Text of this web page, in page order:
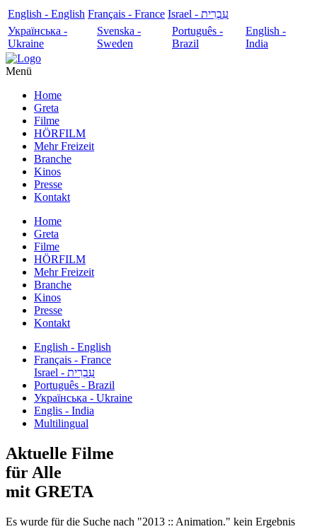
English - English Français - France
עִבְרִית - Israel
Українська -
Ukraine
Svenska -
Sweden
Português -
Brazil
English -
India
Menü
Home
Greta
Filme
HÖRFILM
Mehr Freizeit
Branche
Kinos
Presse
Kontakt
Home
Greta
Filme
HÖRFILM
Mehr Freizeit
Branche
Kinos
Presse
Kontakt
English - English
Français - France
עִבְרִית - Israel
Português - Brazil
Українська - Ukraine
Englis - India
Multilingual
Aktuelle Filme
für Alle
mit GRETA
Es wurde für die Suche nach "2013 :: Animation." kein Ergebnis